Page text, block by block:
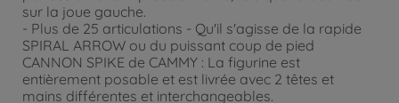
sur la joue gauche.
- Plus de 25 articulations - Qu'il s'agisse de la rapide
SPIRAL ARROW ou du puissant coup de pied
CANNON SPIKE de CAMMY : La figurine est
entièrement posable et est livrée avec 2 têtes et
mains différentes et interchangeables.